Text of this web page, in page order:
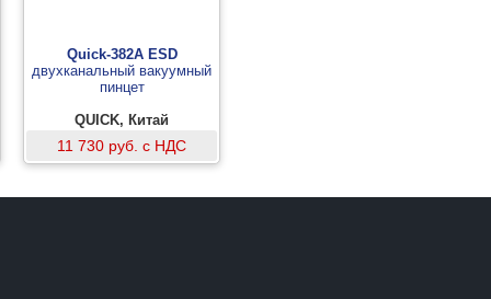
Quick-382A ESD
двухканальный вакуумный
пинцет
QUICK, Китай
11 730 руб. с НДС